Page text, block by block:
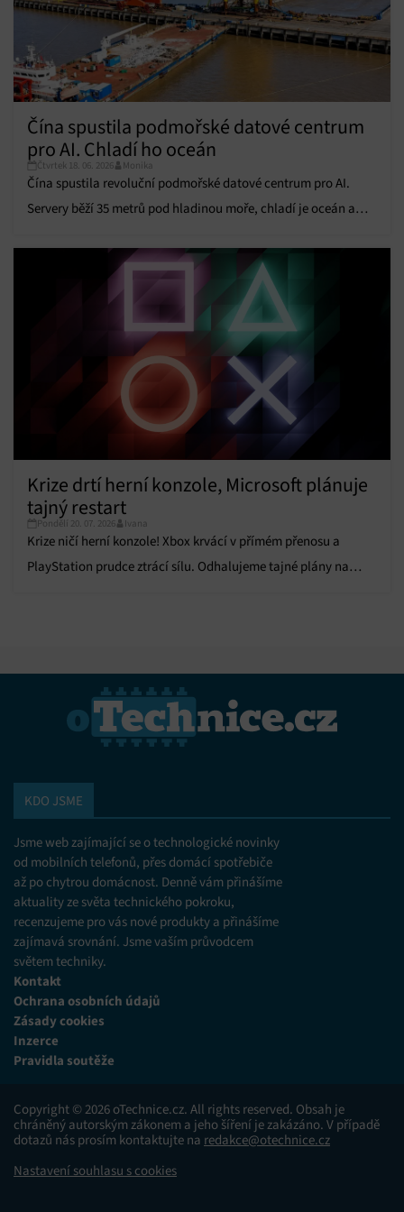
Vždy aktivní
Přiřazování a kombinování údajů z jiných zdrojů
údajů, Propojení různých zařízení, Identifikace
zařízení na základě automaticky přenášených
Zajištění bezpečnosti, předcházení a zjišťování
podvodů a odstraňování chyb, Poskytování a
zobrazování reklamy a obsahu, Ukládání a sdělování
voleb ochrany osobních údajů.
Vždy aktivní
Čína spustila podmořské datové centrum
pro AI. Chladí ho oceán
Čtvrtek 18. 06. 2026 Monika
Čína spustila revoluční podmořské datové centrum pro AI.
Servery běží 35 metrů pod hladinou moře, chladí je oceán a
Krize drtí herní konzole, Microsoft plánuje
tajný restart
Pondělí 20. 07. 2026 Ivana
Krize ničí herní konzole! Xbox krvácí v přímém přenosu a
PlayStation prudce ztrácí sílu. Odhalujeme tajné plány na
KDO JSME
Jsme web zajímající se o technologické novinky
od mobilních telefonů, přes domácí spotřebiče
až po chytrou domácnost. Denně vám přinášíme
aktuality ze světa technického pokroku,
recenzujeme pro vás nové produkty a přinášíme
zajímavá srovnání. Jsme vaším průvodcem
světem techniky.
Kontakt
Ochrana osobních údajů
Zásady cookies
Inzerce
Pravidla soutěže
Copyright © 2026 oTechnice.cz. All rights reserved. Obsah je
chráněný autorským zákonem a jeho šíření je zakázáno. V případě
dotazů nás prosím kontaktujte na redakce@otechnice.cz
Nastavení souhlasu s cookies